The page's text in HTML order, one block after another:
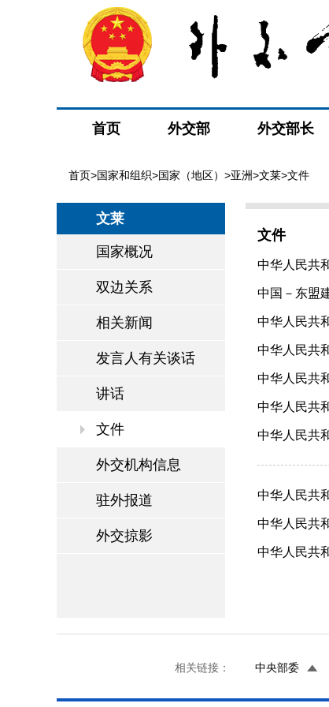
首页 外交部 外交部长
首页>国家和组织>国家（地区） >亚洲>文莱>文件
文莱
国家概况
双边关系
相关新闻
发言人有关谈话
讲话
文件
外交机构信息
驻外报道
外交掠影
文件
中华人民共
中国－东盟
中华人民共
中华人民共
中华人民共
中华人民共
中华人民共
中华人民共
中华人民共
中华人民共
相关链接： 中央部委